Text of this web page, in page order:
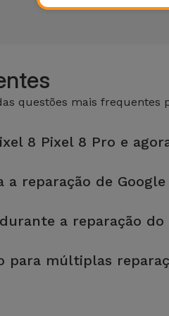
questões mais frequentes
8 Pixel 8 Pro e
reparação de
a reparação
para múltiplas
25% sobre o valor da